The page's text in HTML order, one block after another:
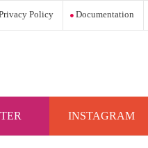
Policy Documentation
INSTAGRAM